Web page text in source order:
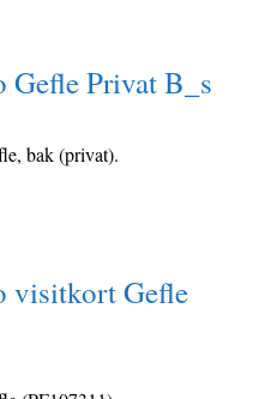
Gefle Privat B_s
bak (privat).
visitkort Gefle